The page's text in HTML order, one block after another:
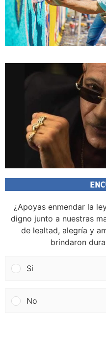
¿Apoyas enmendar la
digno junto a nuestras
de lealtad, alegría y
brindaron
Si
No